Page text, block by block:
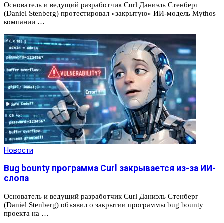
Основатель и ведущий разработчик Curl Даниэль Стенберг
(Daniel Stenberg) протестировал «закрытую» ИИ-модель Mythos
компании …
Новости
Bug bounty программа Curl закрывается из-за ИИ-
слопа
Основатель и ведущий разработчик Curl Даниэль Стенберг
(Daniel Stenberg) объявил о закрытии программы bug bounty
проекта на …